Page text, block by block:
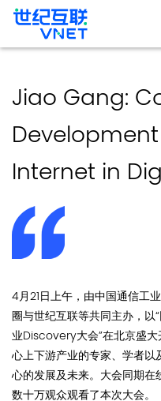
Jiao Gang:
Internet in
4月21日上午，由中国通信工
圈与世纪互联等共同主办，以
业Discovery大会”在北京盛
心上下游产业的专家、学者以
心的发展及未来。大会同期在
数十万观众观看了本次大会。